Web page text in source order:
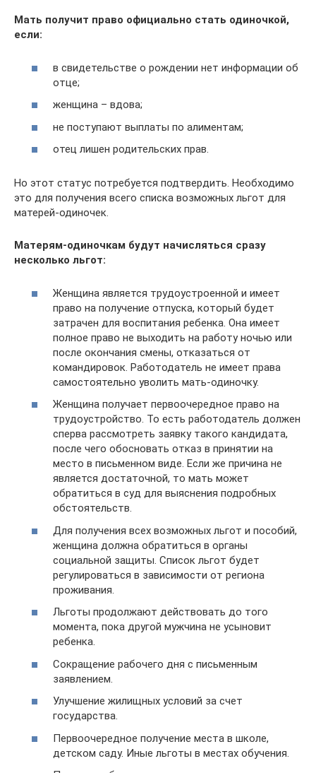
Мать получит право официально стать одиночкой,
если:
в свидетельстве о рождении нет информации об
отце;
женщина – вдова;
не поступают выплаты по алиментам;
отец лишен родительских прав.
Но этот статус потребуется подтвердить. Необходимо
это для получения всего списка возможных льгот для
матерей-одиночек.
Матерям-одиночкам будут начисляться сразу
несколько льгот:
Женщина является трудоустроенной и имеет
право на получение отпуска, который будет
затрачен для воспитания ребенка. Она имеет
полное право не выходить на работу ночью или
после окончания смены, отказаться от
командировок. Работодатель не имеет права
самостоятельно уволить мать-одиночку.
Женщина получает первоочередное право на
трудоустройство. То есть работодатель должен
сперва рассмотреть заявку такого кандидата,
после чего обосновать отказ в принятии на
место в письменном виде. Если же причина не
является достаточной, то мать может
обратиться в суд для выяснения подробных
обстоятельств.
Для получения всех возможных льгот и пособий,
женщина должна обратиться в органы
социальной защиты. Список льгот будет
регулироваться в зависимости от региона
проживания.
Льготы продолжают действовать до того
момента, пока другой мужчина не усыновит
ребенка.
Сокращение рабочего дня с письменным
заявлением.
Улучшение жилищных условий за счет
государства.
Первоочередное получение места в школе,
детском саду. Иные льготы в местах обучения.